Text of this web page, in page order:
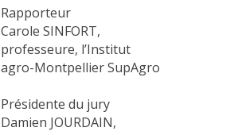
Rapporteur
Carole SINFORT,
professeure, l’Institut
agro-Montpellier SupAgro
Présidente du jury
Damien JOURDAIN,